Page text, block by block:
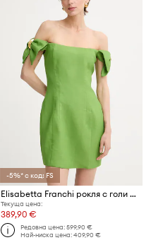
-5%* с код: FS
Elisabetta Franchi рокля с голи рамене с лен
Текуща цена:
389,90 €
Редовна цена:599,90 €
Най-ниска цена:409,90 €